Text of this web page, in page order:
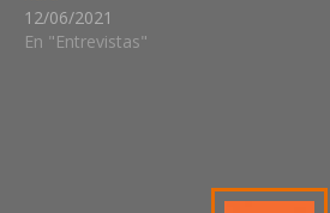
12/06/2021
En "Entrevistas"
DE